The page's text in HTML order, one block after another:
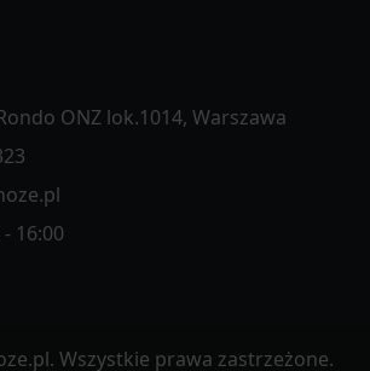
ONZ lok.1014, Warszawa
16:00
Wszystkie prawa zastrzeżone.